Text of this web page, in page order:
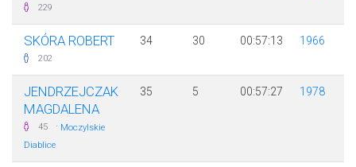
229
SKÓRA ROBERT
202
34 30 00:57:13 1966
JENDRZEJCZAK
MAGDALENA
45 · Moczylskie
Diablice
35 5 00:57:27 1978